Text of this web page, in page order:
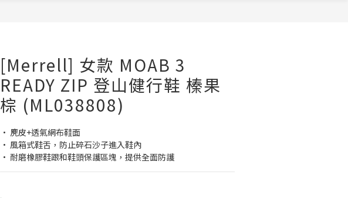
[Merrell] 女款 MOAB 3
READY ZIP 登山健行鞋 榛果
棕 (ML038808)
• 麂皮+透氣網布鞋面
• 風箱式鞋舌，防止碎石沙子進入鞋內
• 耐磨橡膠鞋跟和鞋頭保護區塊，提供全面防護